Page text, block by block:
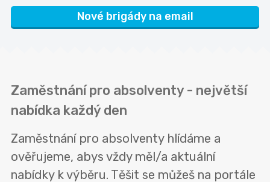
Nové brigády na email
Zaměstnání pro absolventy - největší
nabídka každý den
Zaměstnání pro absolventy hlídáme a
ověřujeme, abys vždy měl/a aktuální
nabídky k výběru. Těšit se můžeš na portále